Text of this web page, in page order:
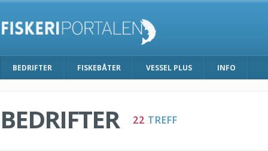
BEDRIFTER FISKEBÅTER VESSEL PLUS INFO
BEDRIFTER 22 TREFF